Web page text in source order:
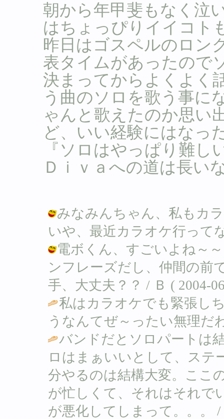
朝から年甲斐もなく泣
はちょっぴりイイコト
昨日はゴスペルのロン
表タイムがあったので
決まってからよくよく
う曲のソロを歌う事に
ゃんと歌えたのか思い
ど、いい経験にはなっ
『ソロはやっぱり難し
Ｄｉｖａへの道は長い
みなみんちゃん、私もカ
いや、最近カラオケ行って
電ボくん、すごいよね～
ンフレーズだし、仲間の前
手、大丈夫？？ / Ｂ ( 2004-
私はカラオケでも緊張し
うなんてぜ～ったい無理だ
バンドだとソロパートは
ロはまぁいいとして、ステ
分やるのは結構大変。ここ
が忙しくて、それはそれで
が悪化してしまって。。。 /